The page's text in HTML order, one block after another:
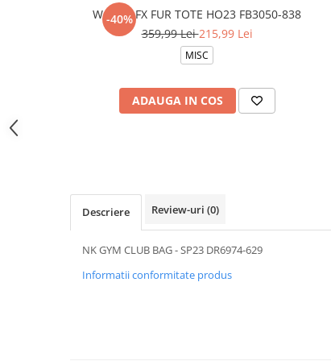
-40%
W NSW FX FUR TOTE HO23 FB3050-838
359,99 Lei215,99 Lei
MISC
ADAUGA IN COS
Descriere Review-uri (0)
NK GYM CLUB BAG - SP23 DR6974-629
Informatii conformitate produs